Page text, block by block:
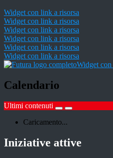
Widget con link a risorsa
Widget con link a risorsa
Widget con link a risorsa
Widget con link a risorsa
Widget con link a risorsa
Widget con link a risorsa
Widget
Calendario
Ultimi contenuti
Caricamento...
Iniziative attive